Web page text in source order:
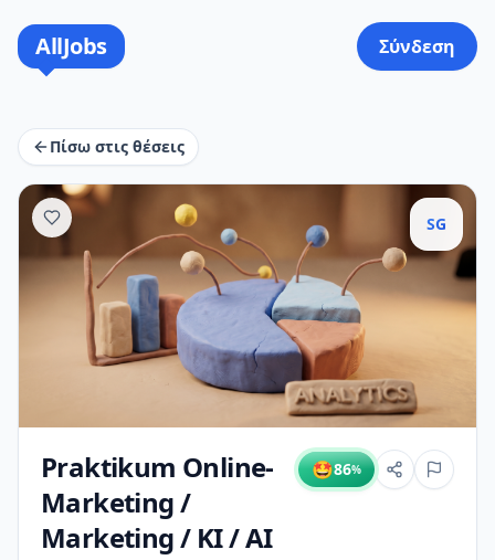
AllJobs Σύνδεση
Πίσω στις θέσεις
SG
Praktikum Online-
Marketing /
Marketing / KI / AI
🤩86%